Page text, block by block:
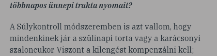
többnapos ünnepi trakta nyomait?
A Súlykontroll módszeremben is azt vallom, hogy
mindenkinek jár a szülinapi torta vagy a karácsonyi
szaloncukor. Viszont a kilengést kompenzálni kell;